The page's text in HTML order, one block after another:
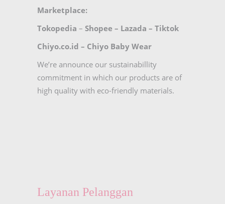
Marketplace:
Tokopedia – Shopee – Lazada – Tiktok
Chiyo.co.id – Chiyo Baby Wear
We’re announce our sustainabillity
commitment in which our products are of
high quality with eco-friendly materials.
Layanan Pelanggan